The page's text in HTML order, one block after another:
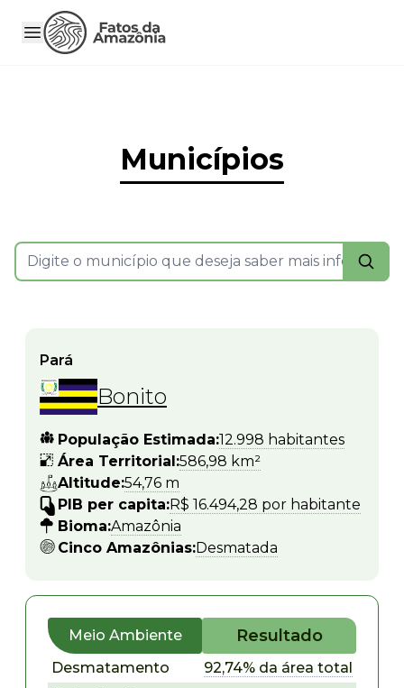
Municípios
Pará
Bonito
População Estimada:12.998 habitantes
Área Territorial:586,98 km²
Altitude:54,76 m
PIB per capita:R$ 16.494,28 por habitante
Bioma:Amazônia
Cinco Amazônias:Desmatada
Meio Ambiente Resultado
Desmatamento
92,74% da área total